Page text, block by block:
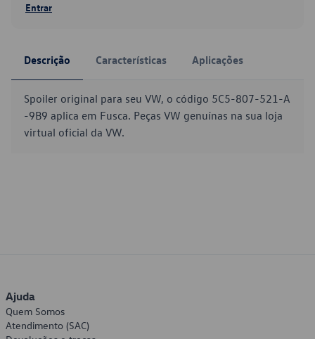
Entrar
Descrição Características Aplicações
Spoiler original para seu VW, o código 5C5-807-521-A
-9B9 aplica em Fusca. Peças VW genuínas na sua loja
virtual oficial da VW.
Ajuda
Quem Somos
Atendimento (SAC)